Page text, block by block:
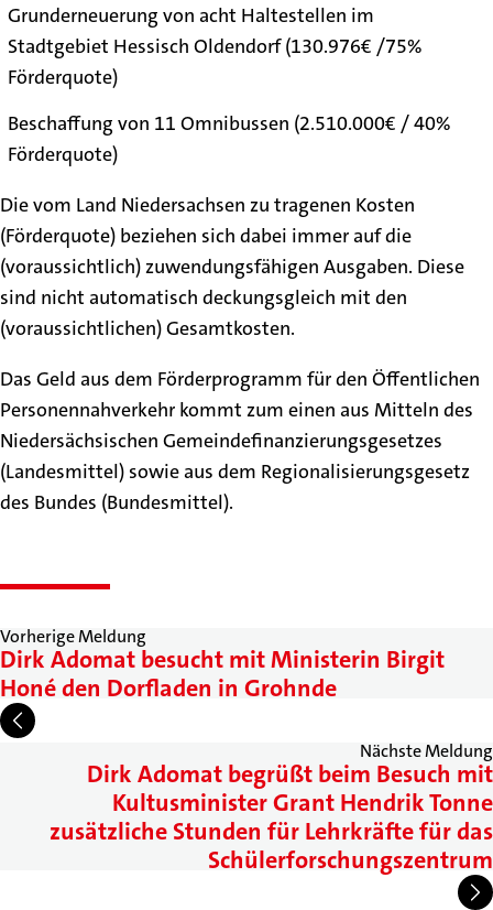
Grunderneuerung von acht Haltestellen im
Stadtgebiet Hessisch Oldendorf (130.976€ /75%
Förderquote)
Beschaffung von 11 Omnibussen (2.510.000€ / 40%
Förderquote)
Die vom Land Niedersachsen zu tragenen Kosten
(Förderquote) beziehen sich dabei immer auf die
(voraussichtlich) zuwendungsfähigen Ausgaben. Diese
sind nicht automatisch deckungsgleich mit den
(voraussichtlichen) Gesamtkosten.
Das Geld aus dem Förderprogramm für den Öffentlichen
Personennahverkehr kommt zum einen aus Mitteln des
Niedersächsischen Gemeindefinanzierungsgesetzes
(Landesmittel) sowie aus dem Regionalisierungsgesetz
des Bundes (Bundesmittel).
Vorherige Meldung
Dirk Adomat besucht mit Ministerin Birgit
Honé den Dorfladen in Grohnde
Nächste Meldung
Dirk Adomat begrüßt beim Besuch mit
Kultusminister Grant Hendrik Tonne
zusätzliche Stunden für Lehrkräfte für das
Schülerforschungszentrum